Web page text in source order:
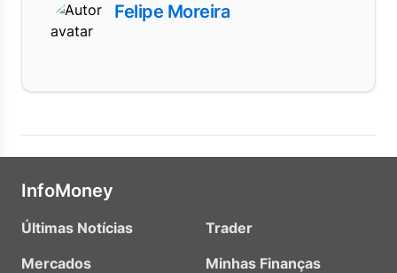
Felipe Moreira
InfoMoney
Últimas Notícias
Mercados
Trader
Minhas Finanças